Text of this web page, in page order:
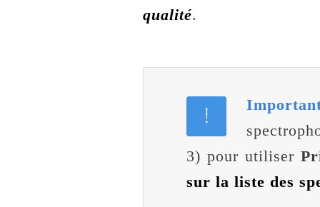
qualité.
3) pour utiliser
sur la liste des